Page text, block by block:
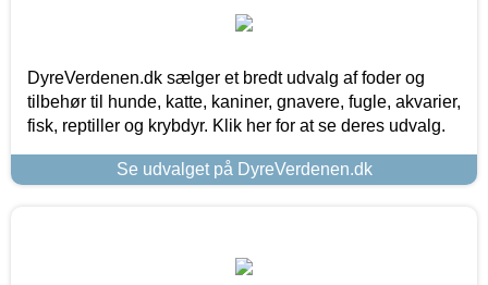
DyreVerdenen.dk sælger et bredt udvalg af foder og
tilbehør til hunde, katte, kaniner, gnavere, fugle, akvarier,
fisk, reptiller og krybdyr. Klik her for at se deres udvalg.
Se udvalget på DyreVerdenen.dk